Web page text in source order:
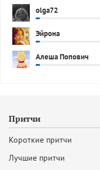
olga72
Эйрона
Алеша Попович
Притчи
Короткие притчи
Лучшие притчи